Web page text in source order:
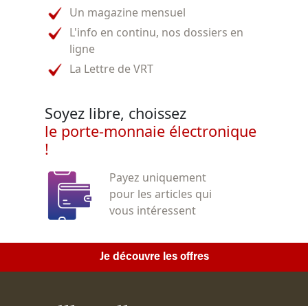
Un magazine mensuel
L'info en continu, nos dossiers en
ligne
La Lettre de VRT
Soyez libre, choissez
le porte-monnaie électronique
!
Payez uniquement
pour les articles qui
vous intéressent
Je découvre les offres